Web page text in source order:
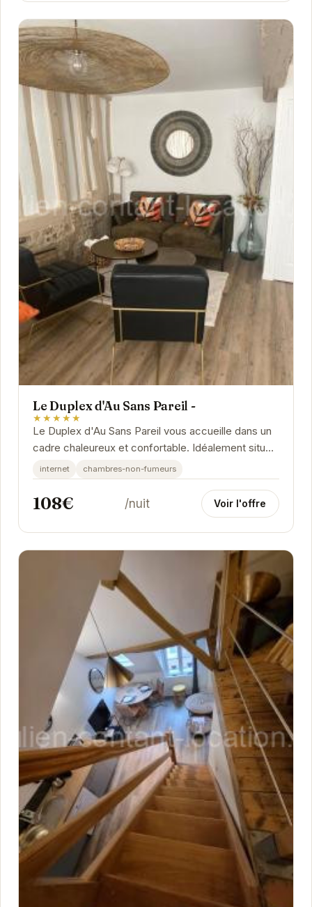
Le Duplex d'Au Sans Pareil -
★★★★★
Le Duplex d'Au Sans Pareil vous accueille dans un
cadre chaleureux et confortable. Idéalement situé
dans le centre historique d'Honfleur, vous...
internet chambres-non-fumeurs
108€ /nuit Voir l'offre